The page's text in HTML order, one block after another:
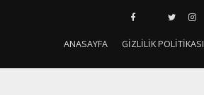
ANASAYFA GIZLILIK POLITIKASI